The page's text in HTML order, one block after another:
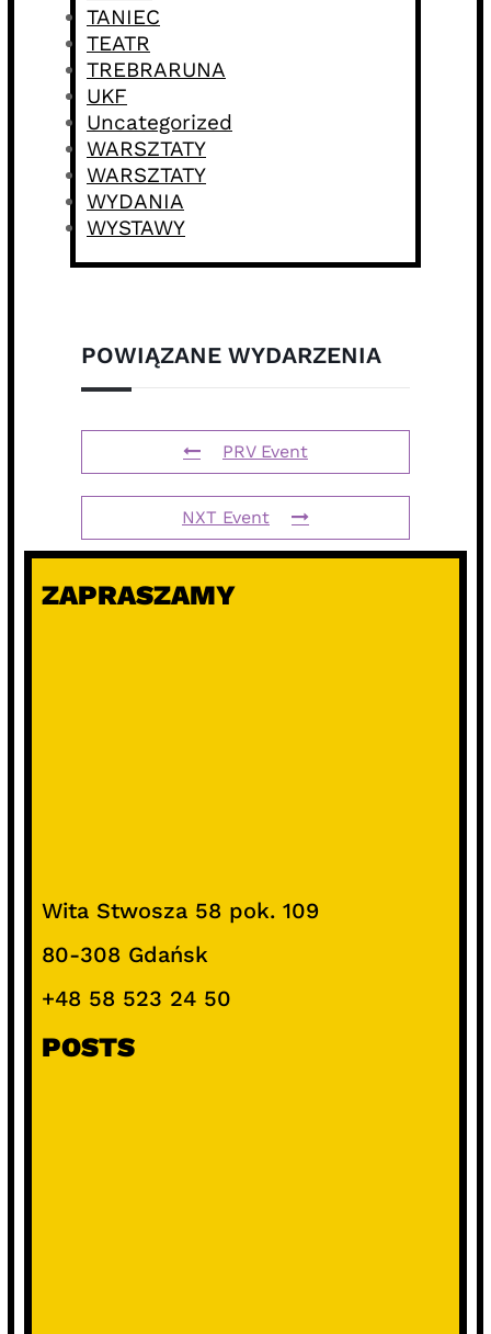
TANIEC
TEATR
TREBRARUNA
UKF
Uncategorized
WARSZTATY
WARSZTATY
WYDANIA
WYSTAWY
POWIĄZANE WYDARZENIA
PRV Event
NXT Event
ZAPRASZAMY
Wita Stwosza 58 pok. 109
80-308 Gdańsk
+48 58 523 24 50
POSTS